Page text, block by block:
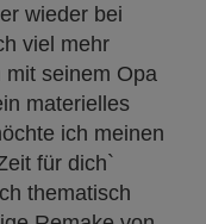
wieder bei
viel mehr
seinem Opa
materielles
ich meinen
für dich`
thematisch